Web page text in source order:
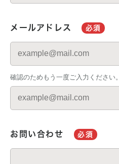
メールアドレス 必須
確認のためもう一度ご入力ください。
お問い合わせ 必須